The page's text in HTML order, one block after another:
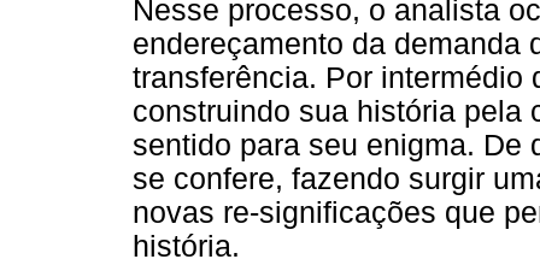
Nesse processo, o analista
endereçamento da demanda
transferência. Por intermédio
construindo sua história pela
sentido para seu enigma. De
se confere, fazendo surgir
novas re-significações que
história.